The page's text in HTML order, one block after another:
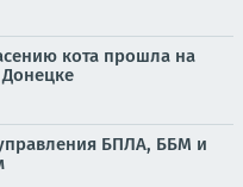
кота прошла на
БПЛА, ББМ и